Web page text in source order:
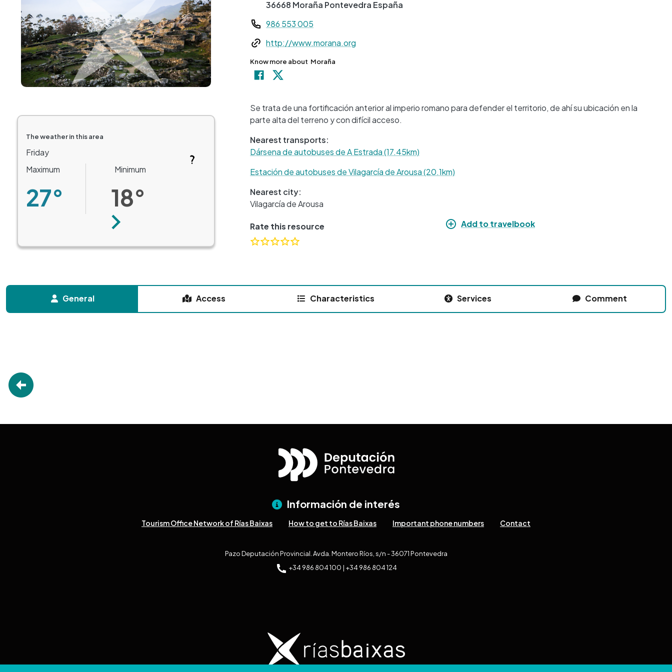
The weather in this area
Friday
Maximum
27°
Minimum
18°
Next
36668 Moraña Pontevedra España
Teléfono
986 553 005
Webhttp://www.morana.org
Know more about Moraña
Se trata de una fortificación anterior al imperio romano para defender el territorio, de ahí su ubicación en la
parte alta del terreno y con difícil acceso.
Nearest transports:
Dársena de autobuses de A Estrada (17.45km)
Estación de autobuses de Vilagarcía de Arousa (20.1km)
Nearest city:
Vilagarcía de Arousa
Rate this resource Add to travelbook
General Access Characteristics Services Comment
Información de interés
Tourism Office Network of Rías Baixas How to get to Rías Baixas Important phone numbers Contact
Pazo Deputación Provincial. Avda. Montero Ríos, s/n - 36071 Pontevedra
+34 986 804 100 | +34 986 804 124